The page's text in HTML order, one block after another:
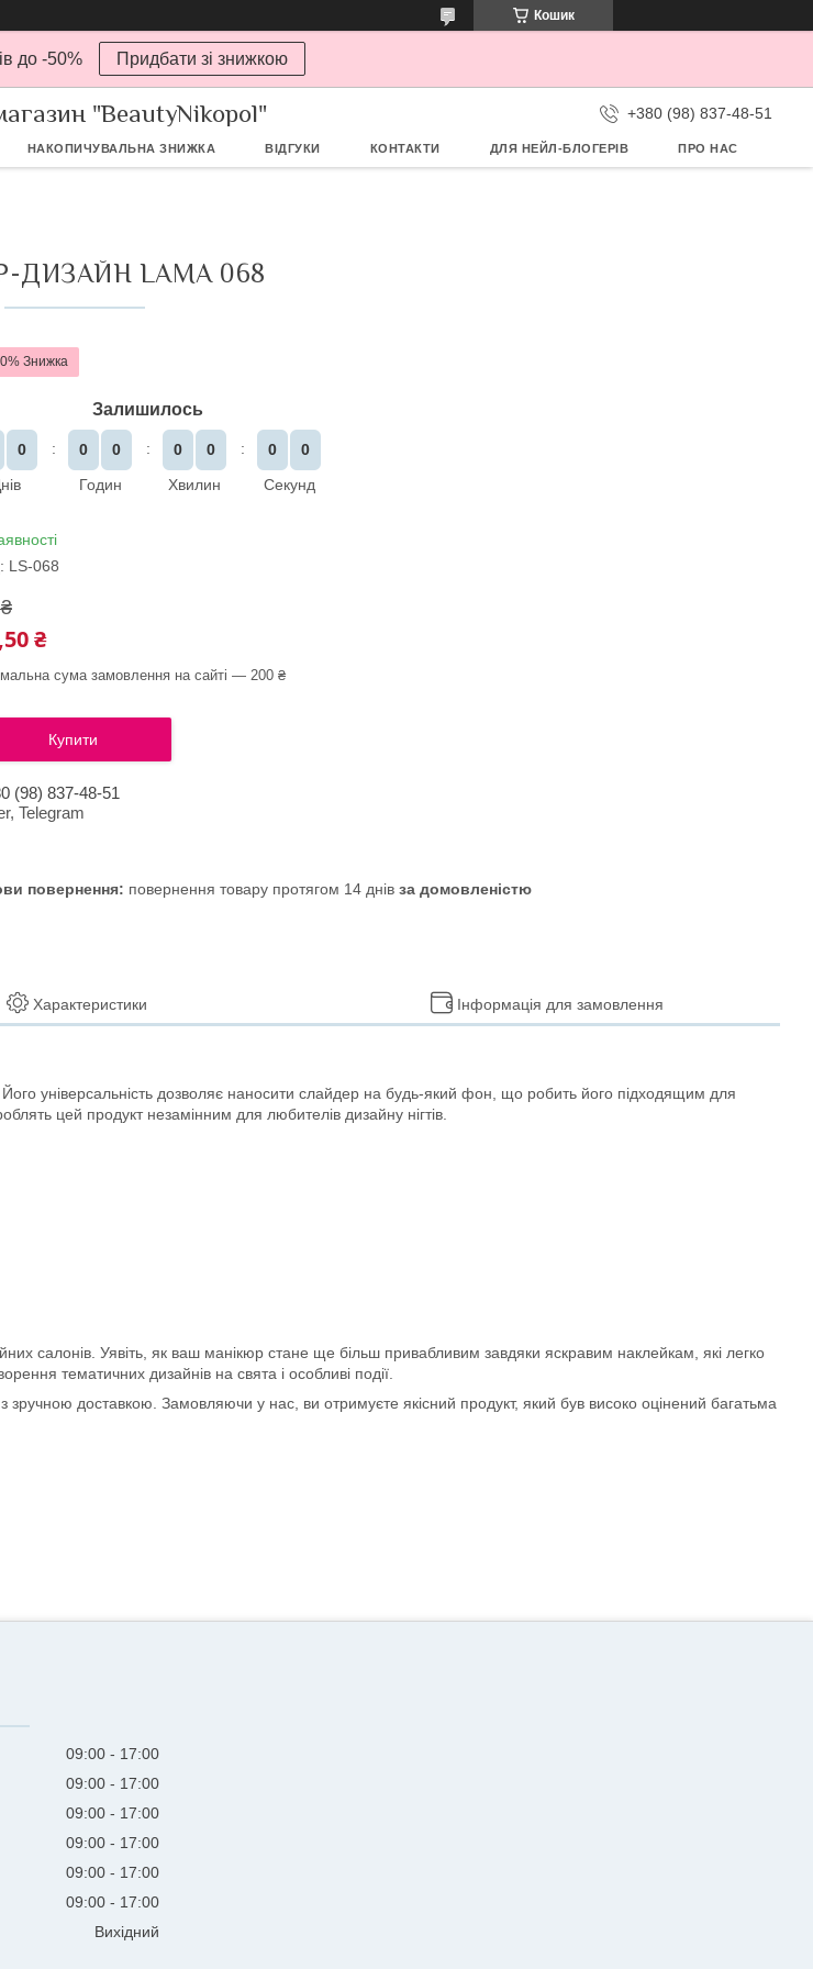
Кошик
до -50% Придбати зі знижкою
"BeautyNikopol" +380 (98) 837-48-51
НАКОПИЧУВАЛЬНА ЗНИЖКА ВІДГУКИ КОНТАКТИ ДЛЯ НЕЙЛ-БЛОГЕРІВ ПРО НАС
ДИЗАЙН LAMA 068
Залишилось
0
0
0
Годин
0
0
Хвилин
0
0
Секунд
LS-068
₴
сума замовлення на сайті — 200 ₴
Купити
(98) 837-48-51
Telegram
повернення товару протягом 14 днів за домовленістю
Характеристики Інформація для замовлення
універсальність дозволяє наносити слайдер на будь-який фон, що робить його підходящим для
цей продукт незамінним для любителів дизайну нігтів.
салонів. Уявіть, як ваш манікюр стане ще більш привабливим завдяки яскравим наклейкам, які легко
тематичних дизайнів на свята і особливі події.
доставкою. Замовляючи у нас, ви отримуєте якісний продукт, який був високо оцінений багатьма
09:00
17:00
09:00
17:00
09:00
17:00
09:00
17:00
09:00
17:00
09:00
17:00
Вихідний